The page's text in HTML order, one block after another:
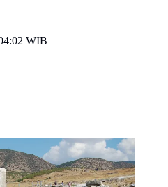
WIB